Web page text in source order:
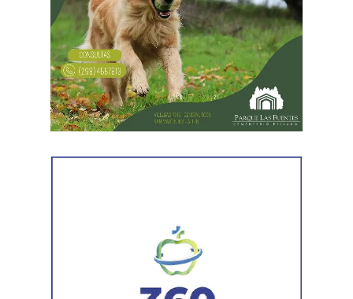
y salarios más bajos», dijo el secretario general de ATE,
Rodolfo Aguiar, al iniciar la exposición por parte del
FreSU, que solicitó la audiencia junto con el Centro de
Estudios Legales y Sociales (CELS) y el Sindicato de
Prensa de Buenos Aires (SiPreBA). Participaron también
representantes de la Asociación de Abogados
Laboralistas, Mariana Amartino y Matías Cremonte, y el
Trabajo (ANJUT), Juan Orsini.
muerta. Con esta reforma, estamos frente a un régimen de
compraventa de la fuerza de trabajo. En la Argentina,
enfrentamos un ataque al Estado de Derecho, a la
democracia, a la Constitución Nacional y al sistema